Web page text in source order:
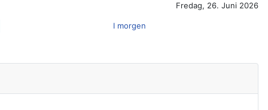
Fredag, 26. Juni 2026
I morgen